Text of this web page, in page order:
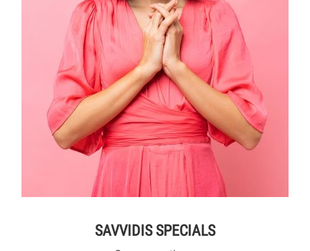
SAVVIDIS SPECIALS